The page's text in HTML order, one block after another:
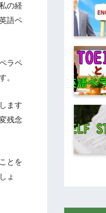
の経
語ペ
ラペ
。
ます
残念
とを
ょ